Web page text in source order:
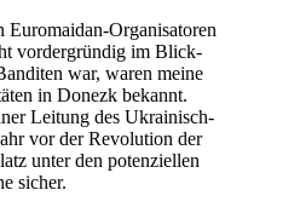
Orga­ni­sa­to­ren
vor­der­grün­dig im Blick­
war, waren meine
in Donezk bekannt.
Leitung des Ukrai­nisch-
vor der Revo­lu­tion der
unter den poten­zi­el­len
sicher.